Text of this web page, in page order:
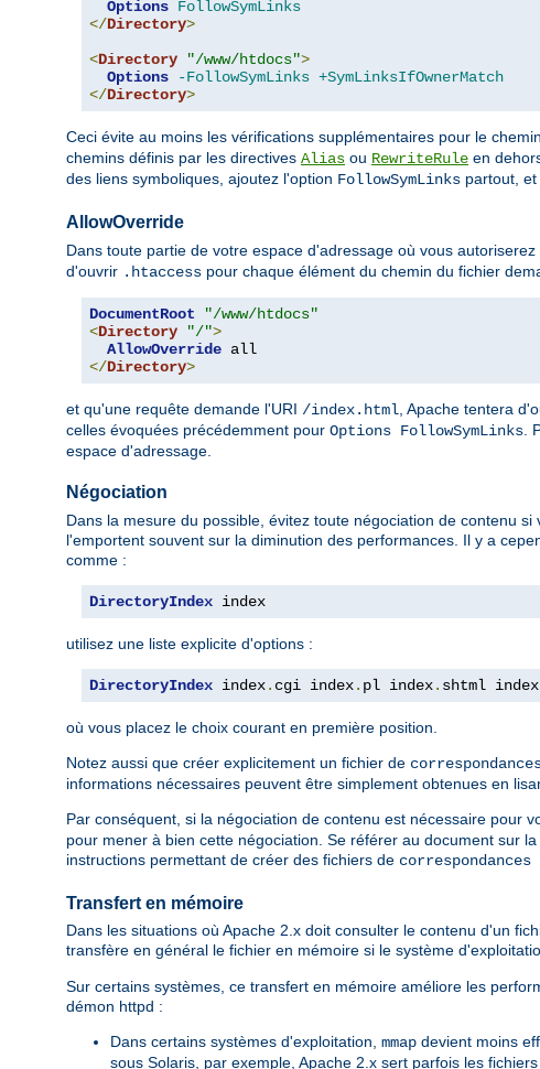
Options FollowSymLinks
</Directory>
<Directory "/www/htdocs">
Options
-FollowSymLinks +SymLinksIfOwnerMatch
</Directory>
Ceci évite au moins les vérifications supplémentaires pour le
chemins définis par les directives Alias ou RewriteRule en
des liens symboliques, ajoutez l'option FollowSymLinks partout,
AllowOverride
Dans toute partie de votre espace d'adressage où vous
d'ouvrir .htaccess pour chaque élément du chemin du fichier
DocumentRoot
"/www/htdocs"
<Directory "/">
AllowOverride
</Directory>
et qu'une requête demande l'URI /index.html , Apache tentera
celles évoquées précédemment pour Options FollowSymLinks .
espace d'adressage.
Négociation
Dans la mesure du possible, évitez toute négociation de contenu
l'emportent souvent sur la diminution des performances. Il y a
comme :
DirectoryIndex index
utilisez une liste explicite d'options :
DirectoryIndex index. cgi index. pl index. shtml index
où vous placez le choix courant en première position.
Notez aussi que créer explicitement un fichier de
informations nécessaires peuvent être simplement obtenues en
Par conséquent, si la négociation de contenu est nécessaire pour
pour mener à bien cette négociation. Se référer au document sur la
instructions permettant de créer des fichiers de
Transfert en mémoire
Dans les situations où Apache 2.x doit consulter le contenu d'un
transfère en général le fichier en mémoire si le système
Sur certains systèmes, ce transfert en mémoire améliore les
démon httpd :
Dans certains systèmes d'exploitation, mmap devient moins
sous Solaris, par exemple, Apache 2.x sert parfois les